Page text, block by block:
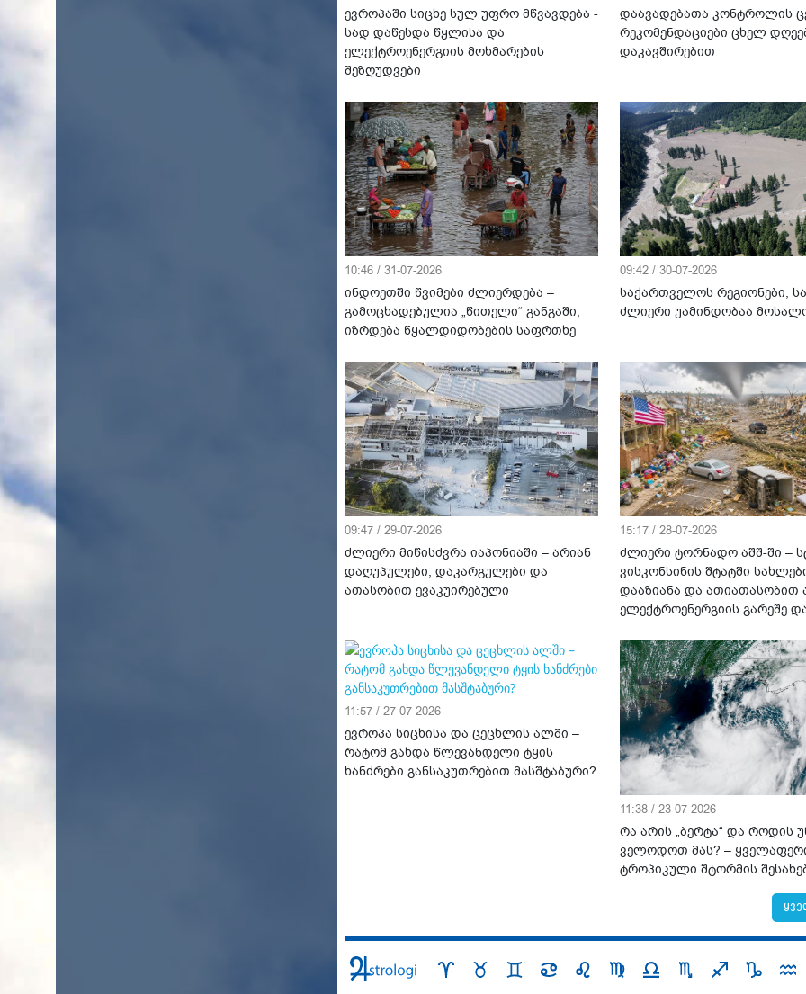
ევროპაში სიცხე სულ უფრო მწვავდება -
სად დაწესდა წყლისა და
ელექტროენერგიის მოხმარების
შეზღუდვები
დაავადებათა კონტროლის
რეკომენდაციები ცხელ
დაკავშირებით
10:46 / 31-07-2026
ინდოეთში წვიმები ძლიერდება –
გამოცხადებულია „წითელი“ განგაში,
იზრდება წყალდიდობების საფრთხე
09:42 / 30-07-2026
საქართველოს რეგიონები,
ძლიერი უამინდობაა
09:47 / 29-07-2026
ძლიერი მიწისძვრა იაპონიაში – არიან
დაღუპულები, დაკარგულები და
ათასობით ევაკუირებული
15:17 / 28-07-2026
ძლიერი ტორნადო აშშ-ში –
ვისკონსინის შტატში
დააზიანა და ათიათასობით
ელექტროენერგიის გარეშე
11:57 / 27-07-2026
ევროპა სიცხისა და ცეცხლის ალში –
რატომ გახდა წლევანდელი ტყის
ხანძრები განსაკუთრებით მასშტაბური?
11:38 / 23-07-2026
რა არის „ბერტა“ და როდის
ველოდოთ მას? –
ტროპიკული შტორმის